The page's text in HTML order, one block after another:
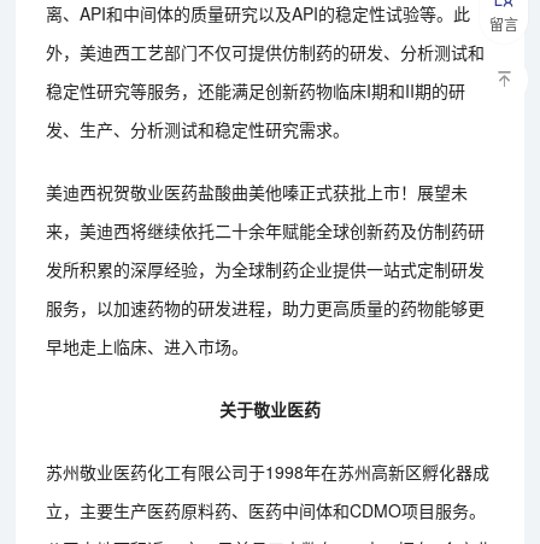
留言
离、API和中间体的质量研究以及API的稳定性试验等。此
外，美迪西工艺部门不仅可提供仿制药的研发、分析测试和
稳定性研究等服务，还能满足创新药物临床I期和II期的研
发、生产、分析测试和稳定性研究需求。
美迪西祝贺敬业医药盐酸曲美他嗪正式获批上市！展望未
来，美迪西将继续依托二十余年赋能全球创新药及仿制药研
发所积累的深厚经验，为全球制药企业提供一站式定制研发
服务，以加速药物的研发进程，助力更高质量的药物能够更
早地走上临床、进入市场。
关于敬业医药
苏州敬业医药化工有限公司于1998年在苏州高新区孵化器成
立，主要生产医药原料药、医药中间体和CDMO项目服务。